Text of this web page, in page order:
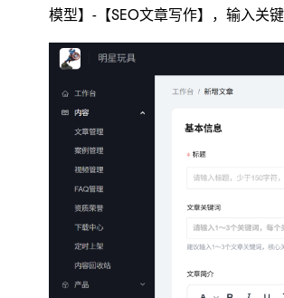
模型】-【SEO文章写作】，输入关